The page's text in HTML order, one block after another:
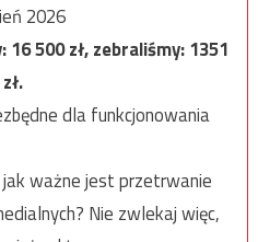
2026
16 500zł, zebraliśmy:1351
zł.
dla funkcjonowania
ważne jest przetrwanie
Nie zwlekaj więc,